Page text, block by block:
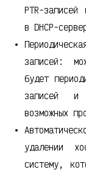
PTR-
в DHCP-
записей:
будет
записей и
возможных
удалении
систему,